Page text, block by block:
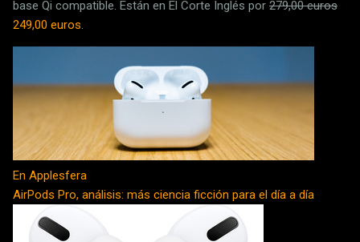
base Qi compatible. Están en El Corte Inglés por 279,00 euros
249,00 euros.
En Applesfera
AirPods Pro, análisis: más ciencia ficción para el día a día